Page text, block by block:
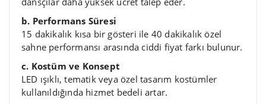
b. Performans Süresi
15 dakikalık kısa bir gösteri ile 40 dakikalık özel
sahne performansı arasında ciddi fiyat farkı bulunur.
c. Kostüm ve Konsept
LED ışıklı, tematik veya özel tasarım kostümler
kullanıldığında hizmet bedeli artar.